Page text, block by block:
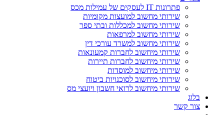
פתרונות IT לעסקים של עמילות מכס
שירותי מחשוב למועצות מקומיות
שירותי מחשוב למכללות ובתי ספר
שירותי מחשוב למרפאות
שירותי מחשוב למשרד עורכי דין
שירותי מיחשוב לחברות קמעונאות
שירותי מיחשוב לחברות תיירות
שירותי מיחשוב למוסדות
שירותי מיחשוב לסוכנויות ביטוח
שירותי מיחשוב לרואי חשבון ויועצי מס
בלוג
צור קשר